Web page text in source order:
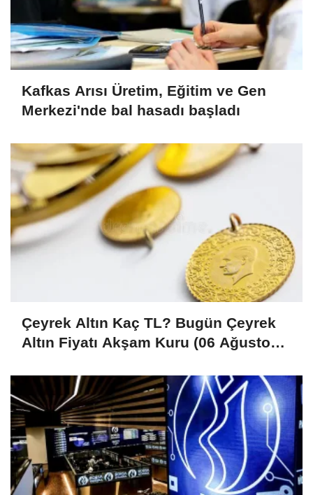
Kafkas Arısı Üretim, Eğitim ve Gen
Merkezi'nde bal hasadı başladı
Çeyrek Altın Kaç TL? Bugün Çeyrek
Altın Fiyatı Akşam Kuru (06 Ağustos